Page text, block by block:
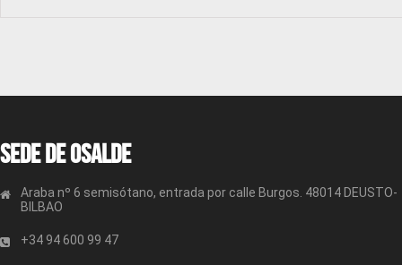
Sede de OSALDE
Araba nº 6 semisótano, entrada por calle Burgos. 48014 DEUSTO-
BILBAO
+34 94 600 99 47